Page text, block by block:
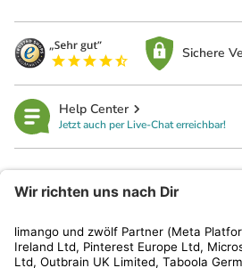
Sichere
Help Center
Jetzt auch per Live-Chat erreichbar!
Kundenservice